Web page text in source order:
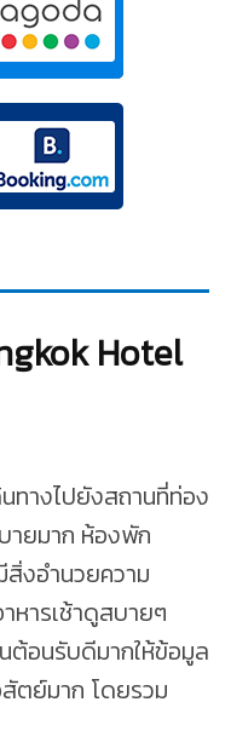
Hotel
ทางไปยังสถานที่ท่อง
ายมาก ห้องพัก
งอำนวยความ
หารเช้าดูสบายๆ
ต้อนรับดีมากให้ข้อมูล
ตย์มาก โดยรวม